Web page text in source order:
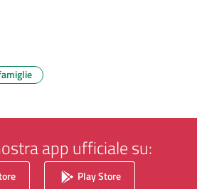
app ufficiale su:
Play Store